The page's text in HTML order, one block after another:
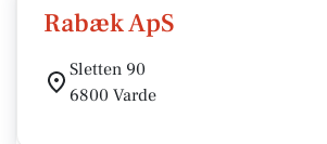
Rabæk ApS
Sletten 90
6800 Varde